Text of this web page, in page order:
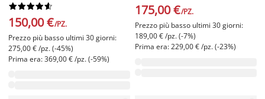






150,00 €/PZ.
Prezzo più basso ultimi 30 giorni:
275,00 € /pz. (-45%)
Prima era: 369,00 € /pz. (-59%)
175,00 €/PZ.
Prezzo più basso ultimi 30 giorni:
189,00 € /pz. (-7%)
Prima era: 229,00 € /pz. (-23%)